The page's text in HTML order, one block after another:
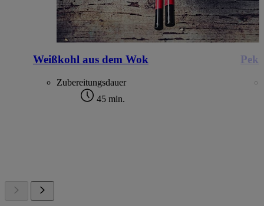
Weißkohl aus dem Wok
Zubereitungsdauer
45 min.